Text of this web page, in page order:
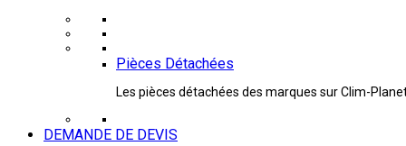
Pièces Détachées
Les pièces détachées des marques sur Clim-
DEMANDE DE DEVIS